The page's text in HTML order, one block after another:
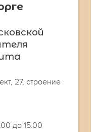
27, строение
до 15.00